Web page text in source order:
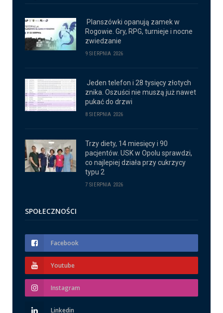
Planszówki opanują zamek w
Rogowie. Gry, RPG, turnieje i nocne
zwiedzanie
9 SIERPNIA 2026
Jeden telefon i 28 tysięcy złotych
znika. Oszuści nie muszą już nawet
pukać do drzwi
8 SIERPNIA 2026
Trzy diety, 14 miesięcy i 90
pacjentów. USK w Opolu sprawdzi,
co najlepiej działa przy cukrzycy
typu 2
7 SIERPNIA 2026
SPOŁECZNOŚCI
Facebook
Youtube
Instagram
Linkedin